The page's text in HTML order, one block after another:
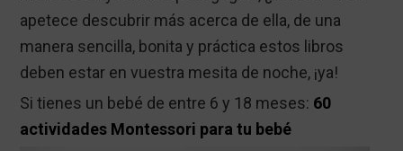
apetece descubrir más acerca de ella, de una
manera sencilla, bonita y práctica estos libros
deben estar en vuestra mesita de noche, ¡ya!
Si tienes un bebé de entre 6 y 18 meses: 60
actividades Montessori para tu bebé